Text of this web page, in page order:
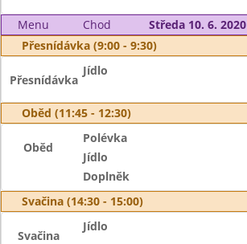
Menu Chod
Středa 10. 6. 2020
Přesnídávka (9:00 - 9:30)
Přesnídávka
Jídlo
Oběd (11:45 - 12:30)
Oběd
Polévka
Jídlo
Doplněk
Svačina (14:30 - 15:00)
Svačina
Jídlo